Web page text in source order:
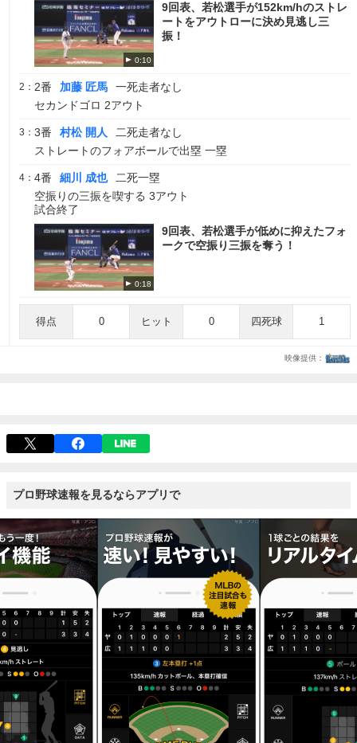
0:10
9回表、若松選手が152km/hのストレ
ートをアウトローに決め見逃し三
振！
2： 2番 加藤 匠馬
一死走者なし
セカンドゴロ 2アウト
3： 3番 村松 開人
二死走者なし
ストレートのフォアボールで出塁 一塁
4： 4番 細川 成也
二死一塁
空振りの三振を喫する 3アウト
試合終了
0:18
9回表、若松選手が低めに抑えたフォ
ークで空振り三振を奪う！
得点 0 ヒット 0 四死球 1
プロ野球速報を見るならアプリで